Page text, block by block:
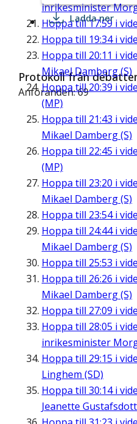
inrikesminister
Hoppa till17:59 i
Hoppa till 19:34i
Hoppa till 20:11 i
Mikael Damberg (S)
Hoppa till20:39 i
(MP)
Hoppa till 21:43 i
Mikael Damberg (S)
Hoppa till 22:45 i
(MP)
Hoppa till 23:20 i
Mikael Damberg (S)
Hoppa till 23:54i
Hoppa till 24:44i
Mikael Damberg (S)
Hoppa till 25:53 i
Hoppa till 26:26 i
Mikael Damberg (S)
Hoppa till 27:09 i
Hoppa till 28:05 i
inrikesminister
Hoppa till 29:15 i
Linghem (SD)
Hoppa till 30:14i
Jeanette
Ladda ner
Protokoll från
Anföranden: 69